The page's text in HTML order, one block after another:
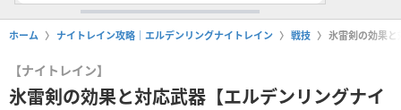
ホーム ナイトレイン攻略｜エルデンリングナイトレイン 戦技 氷雷剣の効果と
【ナイトレイン】
氷雷剣の効果と対応武器【エルデンリングナイ